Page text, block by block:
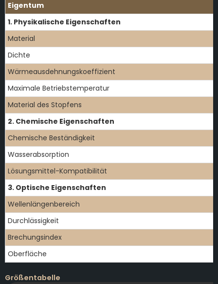
Eigentum
1. Physikalische Eigenschaften
Material
Dichte
Wärmeausdehnungskoeffizient
Maximale Betriebstemperatur
Material des Stopfens
2. Chemische Eigenschaften
Chemische Beständigkeit
Wasserabsorption
Lösungsmittel-Kompatibilität
3. Optische Eigenschaften
Wellenlängenbereich
Durchlässigkeit
Brechungsindex
Oberfläche
Größentabelle